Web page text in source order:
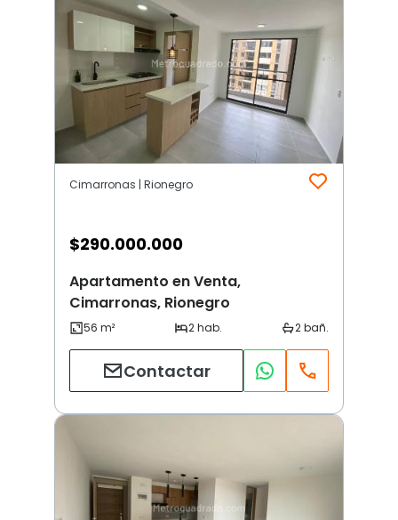
Cimarronas | Rionegro
$290.000.000
Apartamento en Venta,
Cimarronas, Rionegro
Contactar